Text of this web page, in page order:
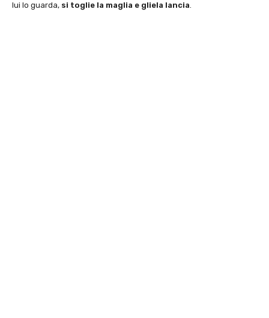
lui lo guarda, si toglie la maglia e gliela lancia.